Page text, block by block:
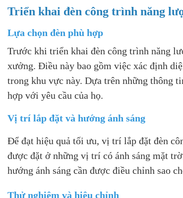
Triển khai đèn công trình năng
Lựa chọn đèn phù hợp
Trước khi triển khai đèn công trình năng
xưởng. Điều này bao gồm việc xác định
trong khu vực này. Dựa trên những thông
hợp với yêu cầu của họ.
Vị trí lắp đặt và hướng ánh sáng
Để đạt hiệu quả tối ưu, vị trí lắp đặt đèn
được đặt ở những vị trí có ánh sáng mặt
hướng ánh sáng cần được điều chỉnh sao
Thử nghiệm và hiệu chỉnh